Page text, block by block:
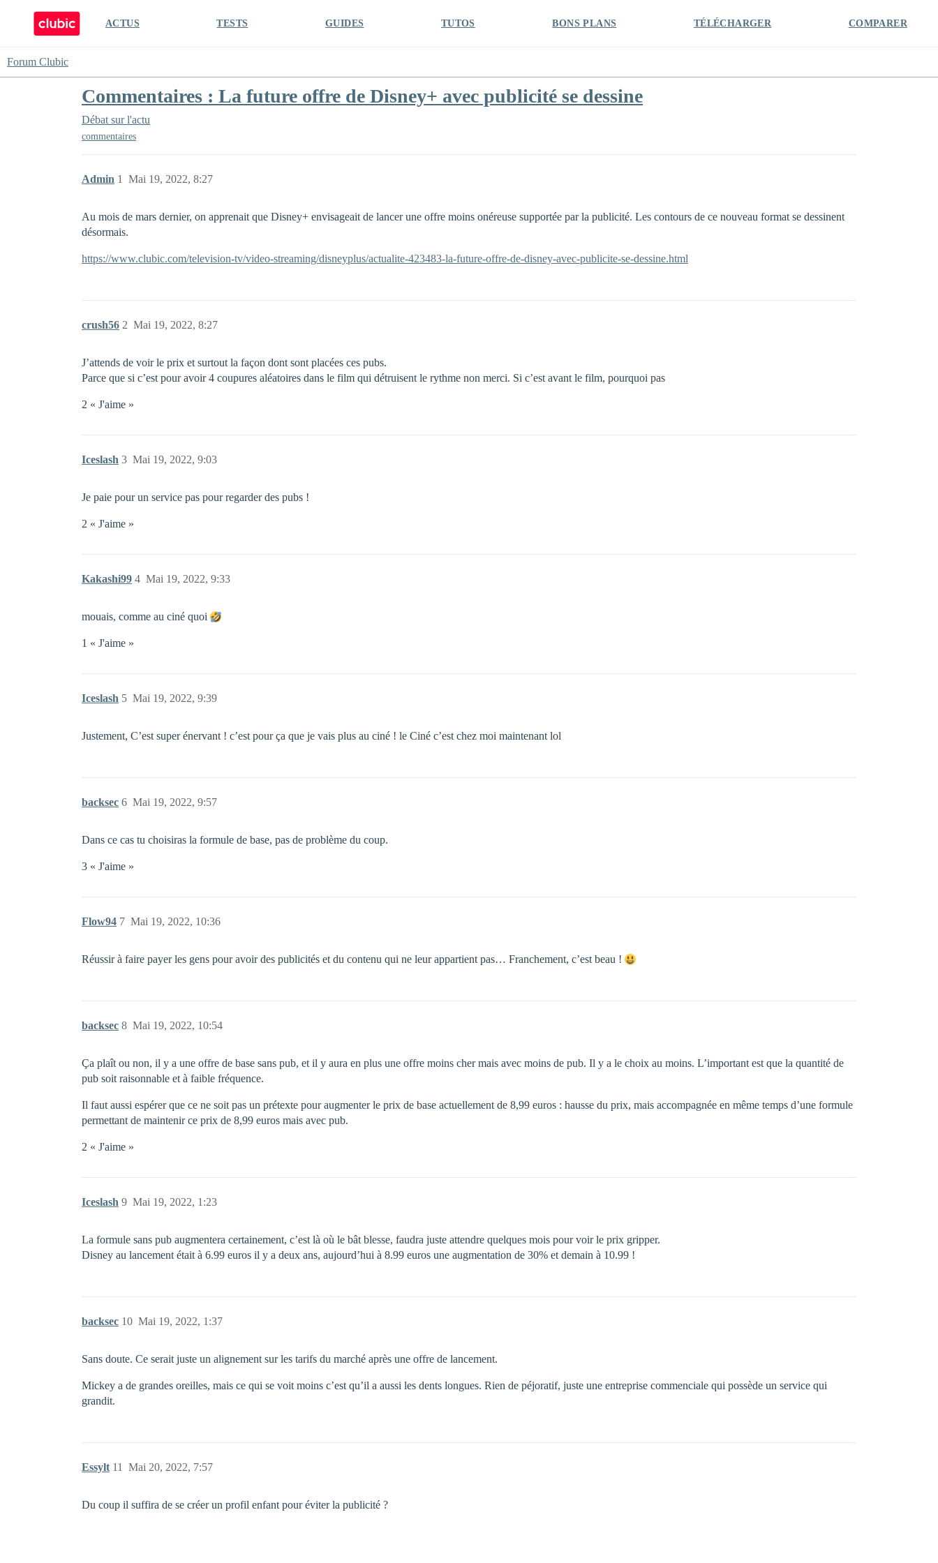
ACTUS TESTS GUIDES TUTOS BONS PLANS TÉLÉCHARGER COMPARER
Forum Clubic
Commentaires : La future offre de Disney+ avec publicité se dessine
Débat sur l'actu
commentaires
Admin Mai 19, 2022, 8:27
1
Au mois de mars dernier, on apprenait que Disney+ envisageait de lancer une offre moins onéreuse supportée par la publicité. Les contours de ce nouveau format se dessinent
désormais.
https://www.clubic.com/television-tv/video-streaming/disneyplus/actualite-423483-la-future-offre-de-disney-avec-publicite-se-dessine.html
crush56 Mai 19, 2022, 8:27
2
J’attends de voir le prix et surtout la façon dont sont placées ces pubs.
Parce que si c’est pour avoir 4 coupures aléatoires dans le film qui détruisent le rythme non merci. Si c’est avant le film, pourquoi pas
2 « J'aime »
Iceslash Mai 19, 2022, 9:03
3
Je paie pour un service pas pour regarder des pubs !
2 « J'aime »
Kakashi99 Mai 19, 2022, 9:33
4
mouais, comme au ciné quoi
1 « J'aime »
Iceslash Mai 19, 2022, 9:39
5
Justement, C’est super énervant ! c’est pour ça que je vais plus au ciné ! le Ciné c’est chez moi maintenant lol
backsec Mai 19, 2022, 9:57
6
Dans ce cas tu choisiras la formule de base, pas de problème du coup.
3 « J'aime »
Flow94 Mai 19, 2022, 10:36
7
Réussir à faire payer les gens pour avoir des publicités et du contenu qui ne leur appartient pas… Franchement, c’est beau !
backsec Mai 19, 2022, 10:54
8
Ça plaît ou non, il y a une offre de base sans pub, et il y aura en plus une offre moins cher mais avec moins de pub. Il y a le choix au moins. L’important est que la quantité de
pub soit raisonnable et à faible fréquence.
Il faut aussi espérer que ce ne soit pas un prétexte pour augmenter le prix de base actuellement de 8,99 euros : hausse du prix, mais accompagnée en même temps d’une formule
permettant de maintenir ce prix de 8,99 euros mais avec pub.
2 « J'aime »
Iceslash Mai 19, 2022, 1:23
9
La formule sans pub augmentera certainement, c’est là où le bât blesse, faudra juste attendre quelques mois pour voir le prix gripper.
Disney au lancement était à 6.99 euros il y a deux ans, aujourd’hui à 8.99 euros une augmentation de 30% et demain à 10.99 !
backsec Mai 19, 2022, 1:37
10
Sans doute. Ce serait juste un alignement sur les tarifs du marché après une offre de lancement.
Mickey a de grandes oreilles, mais ce qui se voit moins c’est qu’il a aussi les dents longues. Rien de péjoratif, juste une entreprise commenciale qui possède un service qui
grandit.
Essylt Mai 20, 2022, 7:57
11
Du coup il suffira de se créer un profil enfant pour éviter la publicité ?